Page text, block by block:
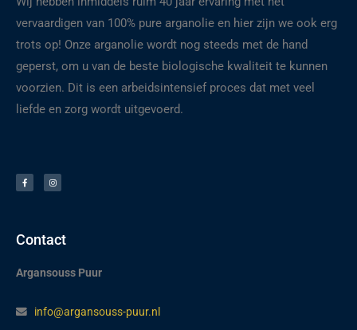
vervaardigen van 100% pure arganolie en hier zijn we ook erg
trots op! Onze arganolie wordt nog steeds met de hand
geperst, om u van de beste biologische kwaliteit te kunnen
voorzien. Dit is een arbeidsintensief proces dat met veel
liefde en zorg wordt uitgevoerd.
c
e
b
s
t
a
Contact
Argansouss Puur
info@argansouss-puur.nl